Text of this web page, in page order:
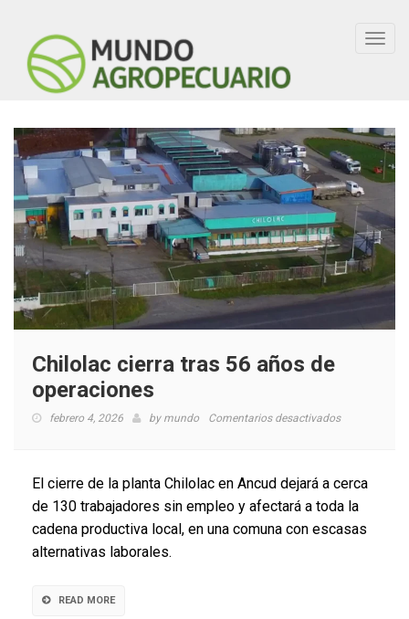
Chilolac cierra tras 56 años de
operaciones
febrero 4, 2026 by mundo Comentarios desactivadosen
56
años
de
El cierre de la planta Chilolac en Ancud dejará a cerca
de 130 trabajadores sin empleo y afectará a toda la
cadena productiva local, en una comuna con escasas
alternativas laborales.
READ MORE